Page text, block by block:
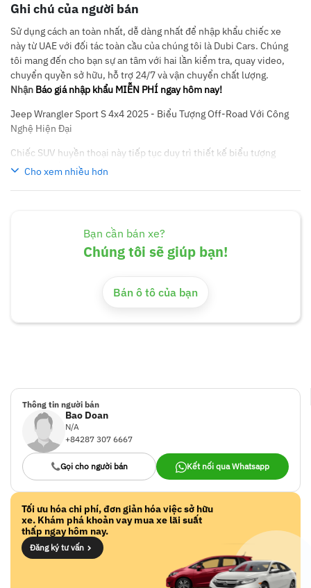
Ghi chú của người bán
Sử dụng cách an toàn nhất, dễ dàng nhất để nhập khẩu chiếc xe
này từ UAE với đối tác toàn cầu của chúng tôi là Dubi Cars. Chúng
tôi mang đến cho bạn sự an tâm với hai lần kiểm tra, quay video,
chuyển quyền sở hữu, hỗ trợ 24/7 và vận chuyển chất lượng.
Nhận Báo giá nhập khẩu MIỄN PHÍ ngay hôm nay!
Jeep Wrangler Sport S 4x4 2025 - Biểu Tượng Off-Road Với Công
Nghệ Hiện Đại
Chiếc SUV huyền thoại này tiếp tục duy trì thiết kế biểu tượng
với khung gầm body-on-frame bền bỉ, đèn tròn LED và mui cứng
số truyền 2.72:1, sẵn sàng cho mọi địa hình.
Nội thất được nâng cấp với màn hình Uconnect 5 8.4 inch, ghê da
Sport S 4x4 2025 là sự lựa chọn hoàn hảo cho những nhà thám
Cho xem nhiều hơn
Bạn cần bán xe?
Chúng tôi sẽ giúp bạn!
Bán ô tô của bạn
Thông tin người bán
Bao Doan
N/A
+84287 307 6667
Gọi cho người bán Kết nối qua Whatsapp
Tối ưu hóa chi phí, đơn giản hóa việc sở hữu
xe. Khám phá khoản vay mua xe lãi suất
thấp ngay hôm nay.
Đăng ký tư vấn